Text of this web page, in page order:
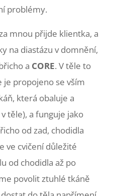
problémy.
mnou přijde klientka, a
na diastázu v domnění,
a CORE. V těle to
je propojeno se vším
která obaluje a
těle), a funguje jako
od zad, chodidla
ve cvičení důležité
od chodidla až po
povolit ztuhlé tkáně